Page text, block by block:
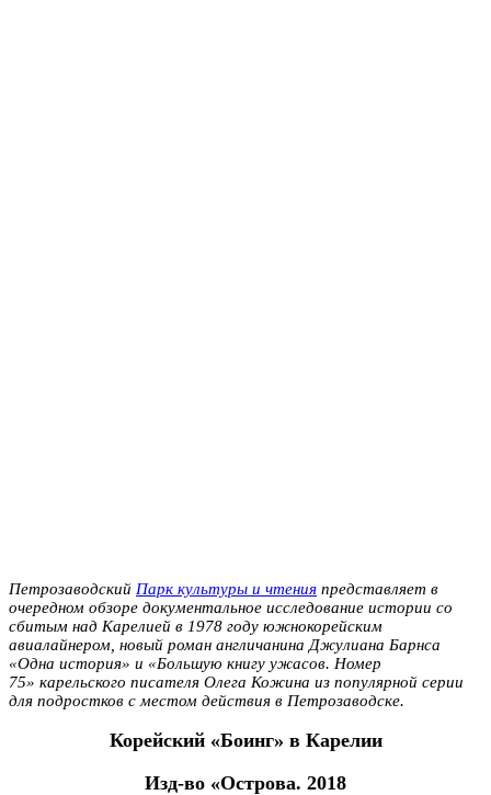
Петрозаводский Парк культуры и чтения представляет в
очередном обзоре документальное исследование истории со
сбитым над Карелией в 1978 году южнокорейским
авиалайнером, новый роман англичанина Джулиана Барнса
«Одна история» и «Большую книгу ужасов. Номер
75» карельского писателя Олега Кожина из популярной серии
для подростков с местом действия в Петрозаводске.
Корейский «Боинг» в Карелии
Изд-во «Острова. 2018